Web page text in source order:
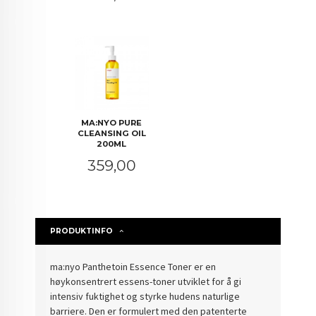
MA:NYO PURE
CLEANSING OIL
200ML
Pris
359,00
PRODUKTINFO
ma:nyo Panthetoin Essence Toner er en
høykonsentrert essens-toner utviklet for å gi
intensiv fuktighet og styrke hudens naturlige
barriere. Den er formulert med den patenterte